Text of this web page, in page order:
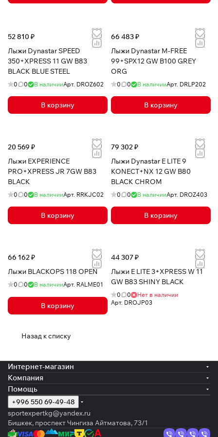
52 810 ₽
Лыжи Dynastar SPEED
350+XPRESS 11 GW B83
BLACK BLUE STEEL
0 0 В наличииАрт. DROZ602
В корзину
66 483 ₽
Лыжи Dynastar M-FREE
99+SPX12 GW B100 GREY
ORG
0 0 В наличииАрт. DRLP202
В корзину
20 569 ₽
Лыжи EXPERIENCE
PRO+XPRESS JR 7GW B83
BLACK
0 0 В наличииАрт. RRKJC02
В корзину
79 302 ₽
Лыжи Dynastar E LITE 9
KONECT+NX 12 GW B80
BLACK CHROM
0 0 В наличииАрт. DROZ403
В корзину
66 162 ₽
Лыжи BLACKOPS 118 OPEN
0 0 В наличииАрт. RALME01
В корзину
44 307 ₽
Лыжи E LITE 3+XPRESS W 11
GW B83 SHINY BLACK
0 0
Нет в наличии
Арт. DROJP03
Назад к списку
Интернет-магазин
Компания
Помощь
+996 550 69-49-48
sportexpertkg@yandex.ru
Бишкек, проспект Чингиза Айтматова, 73/1